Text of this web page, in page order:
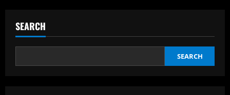
SEARCH
SEARCH
Still closes in on Southampton move to
provide more support for Sky Sports
Baccarat